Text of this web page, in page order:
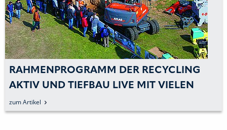
RAHMENPROGRAMM DER RECYCLING
AKTIV UND TIEFBAU LIVE MIT VIELEN
NEUERUNGEN
zum Artikel